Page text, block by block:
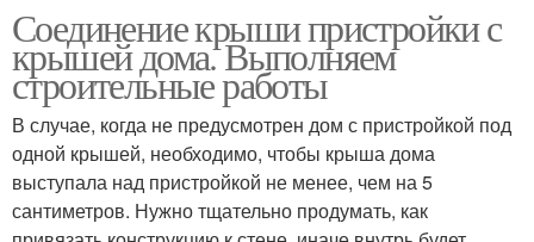
Соединение крыши пристройки с
крышей дома. Выполняем
строительные работы
В случае, когда не предусмотрен дом с пристройкой под
одной крышей, необходимо, чтобы крыша дома
выступала над пристройкой не менее, чем на 5
сантиметров. Нужно тщательно продумать, как